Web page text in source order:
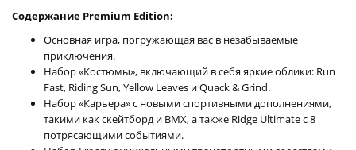
Содержание Premium Edition:
Основная игра, погружающая вас в незабываемые
приключения.
Набор «Костюмы», включающий в себя яркие облики: Run
Fast, Riding Sun, Yellow Leaves и Quack & Grind.
Набор «Карьера» с новыми спортивными дополнениями,
такими как скейтборд и BMX, а также Ridge Ultimate с 8
потрясающими событиями.